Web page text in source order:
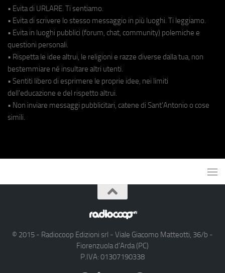
• Evita di URLARE. Ti sentiamo.
• Evita di scrivere lo stesso messaggio in più luoghi. Ti leggiamo.
• Evita in luoghi pubblici (forum, chat, community) polemiche e
questioni personali.
• Rispetta le idee altrui, le religioni e razze diverse dalla tua, non
bestemmiare né insultare altri utenti.
• Sentiti libero di esprimere le proprie idee, nei limiti
dell'educazione e del rispetto altrui.
• Non inviare messaggi pubblicitari, catene di Sant'Antonio o cose
simili.
© 2015 - Radiocoop Edizioni srl - Viale Giacomo Matteotti, 36/b -
Fiorenzuola d'Arda (PC)
P.IVA: 01307190338